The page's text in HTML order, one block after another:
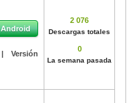
Android
|
Versión
2 076
Descargas totales
0
La semana pasada